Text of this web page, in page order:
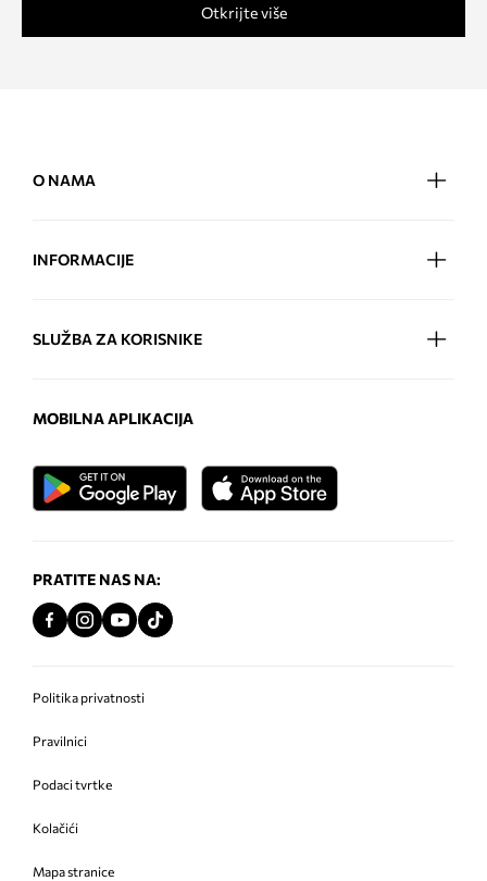
Otkrijte više
O NAMA
INFORMACIJE
SLUŽBA ZA KORISNIKE
MOBILNA APLIKACIJA
PRATITE NAS NA:
Politika privatnosti
Pravilnici
Podaci tvrtke
Kolačići
Mapa stranice